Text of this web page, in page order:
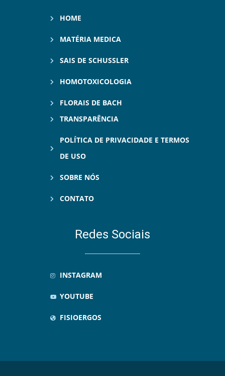
HOME
MATÉRIA MEDICA
SAIS DE SCHUSSLER
HOMOTOXICOLOGIA
FLORAIS DE BACH
TRANSPARÊNCIA
POLÍTICA DE PRIVACIDADE E TERMOS
DE USO
SOBRE NÓS
CONTATO
Redes Sociais
INSTAGRAM
YOUTUBE
FISIOERGOS